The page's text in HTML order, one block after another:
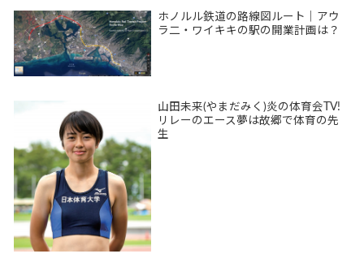
ホノルル鉄道の路線図ルート｜アウ
ラ二・ワイキキの駅の開業計画は？
山田未来(やまだみく)炎の体育会TV!
リレーのエース夢は故郷で体育の先
生